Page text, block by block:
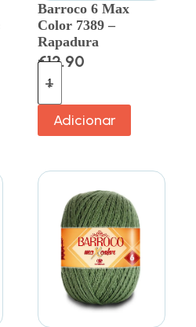
Barroco 6 Max
Color 7389 –
Rapadura
€12.90
Adicionar